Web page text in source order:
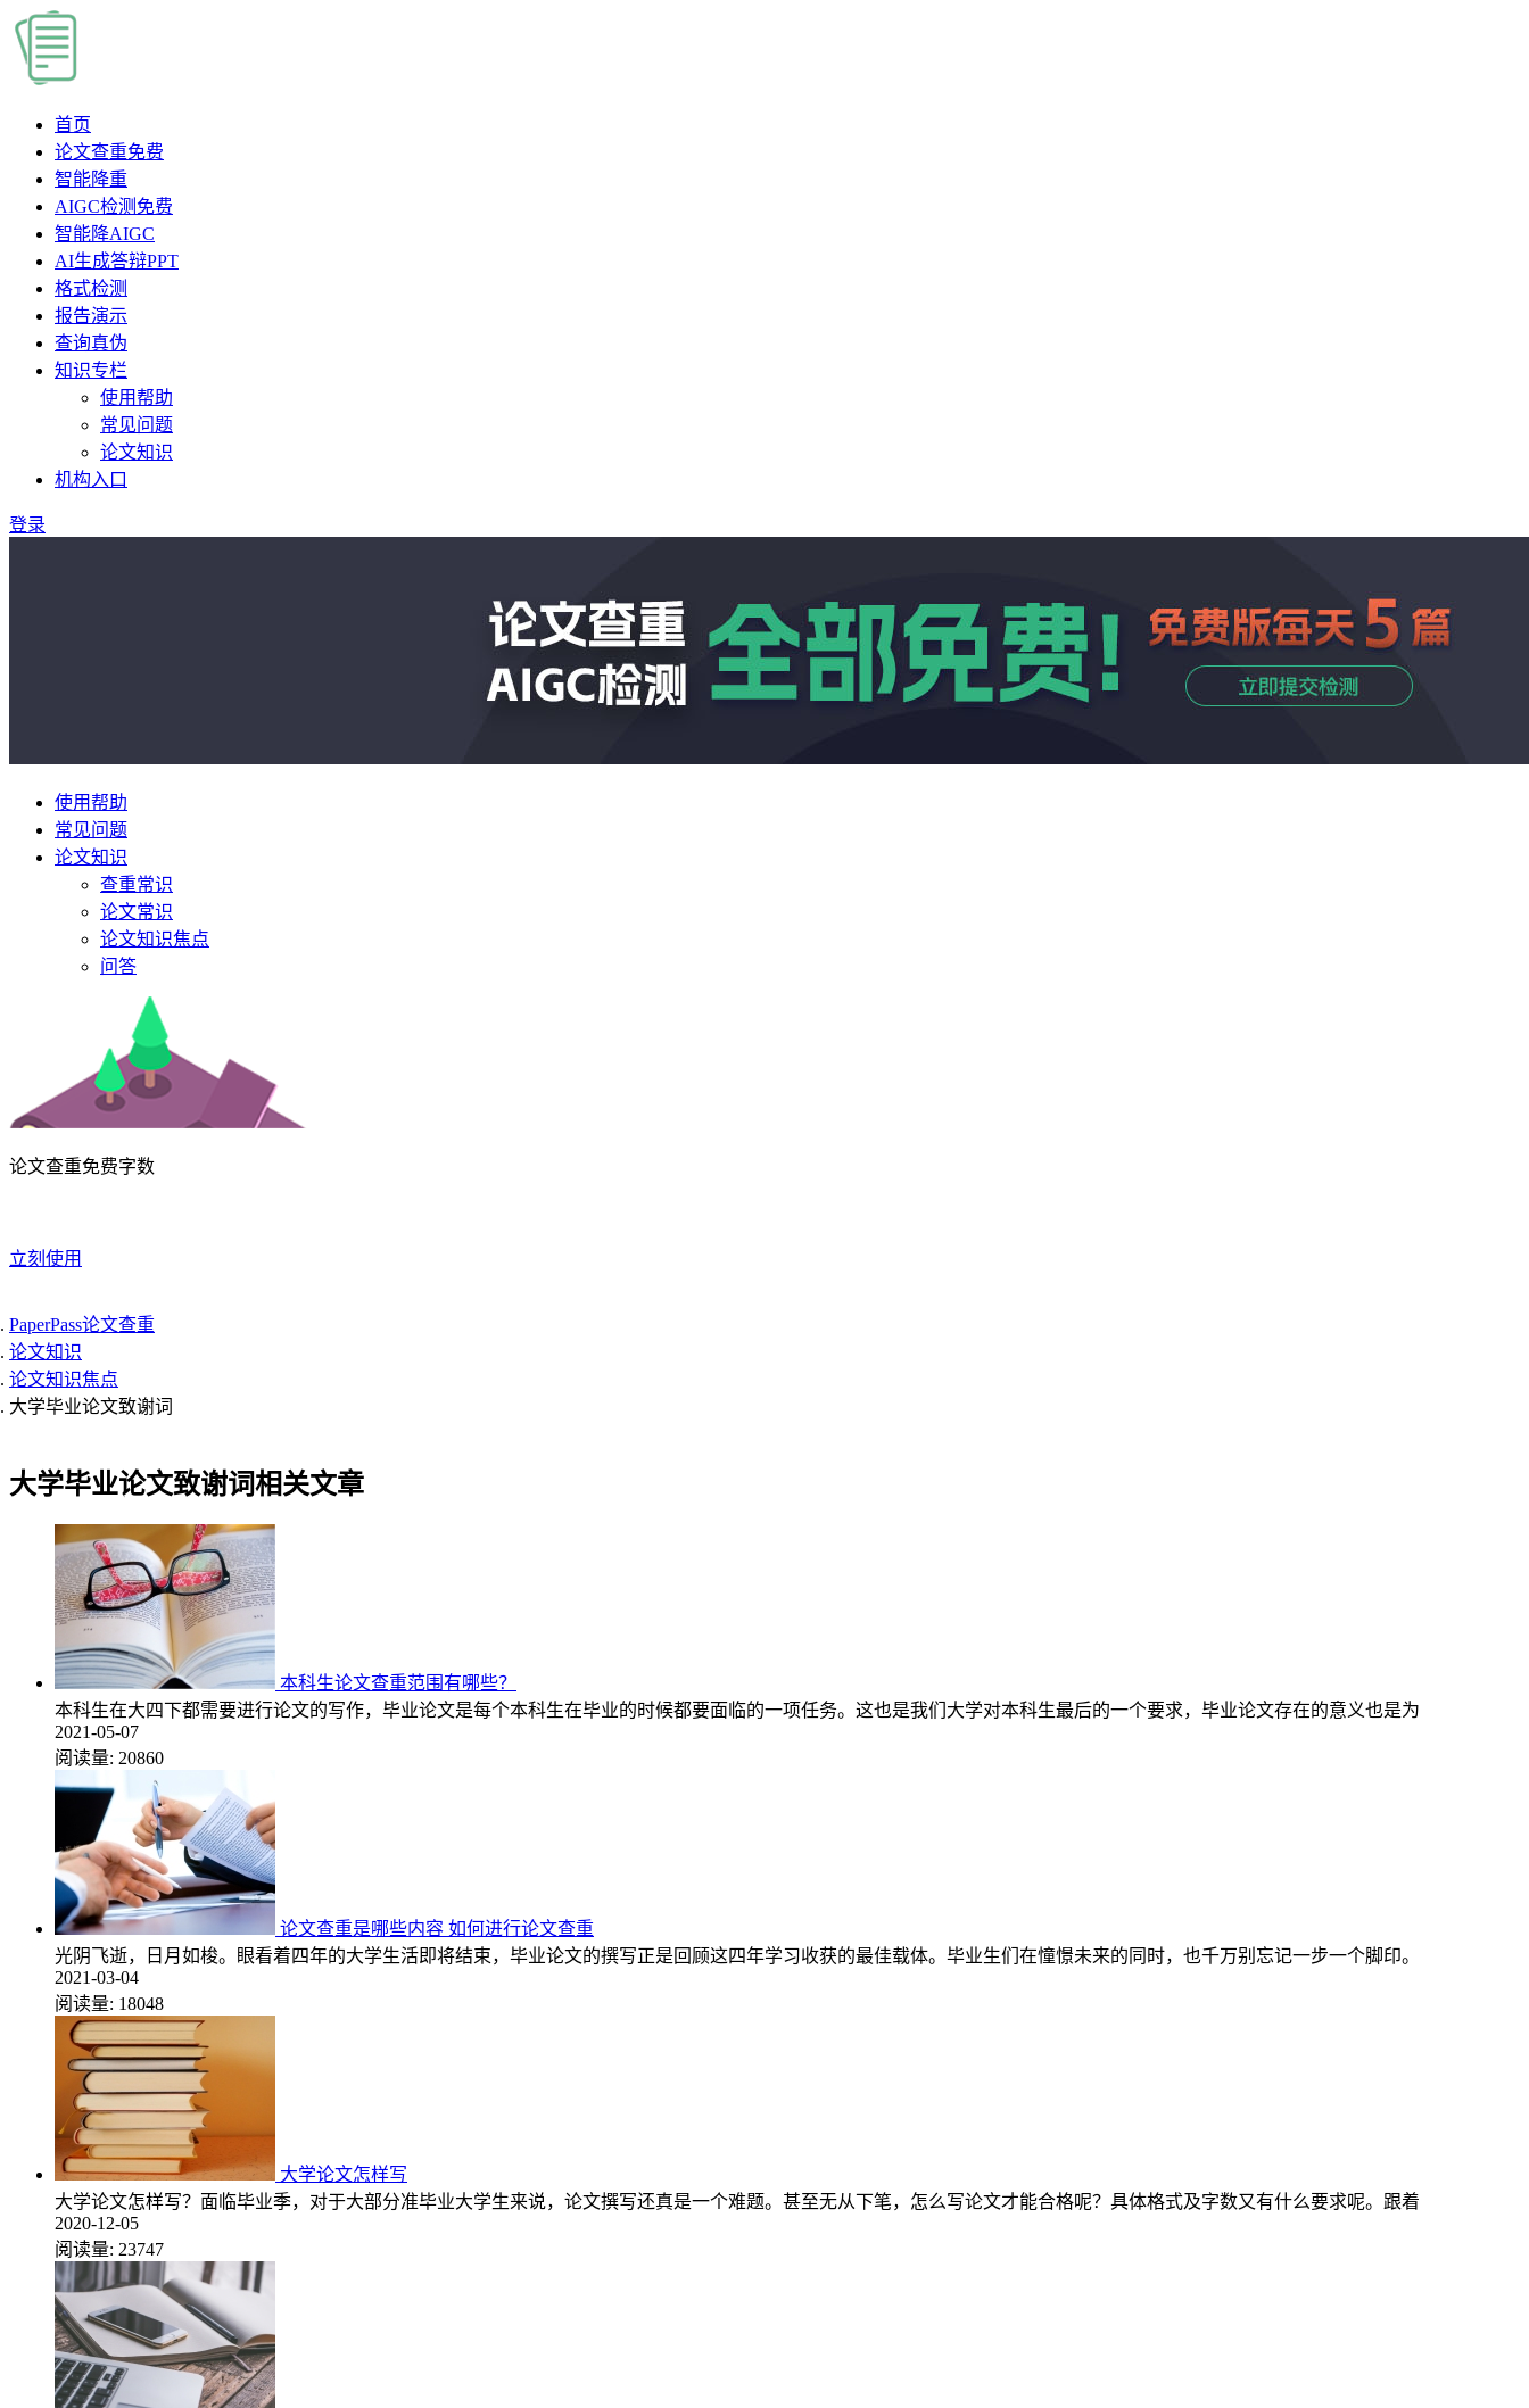
首页
论文查重免费
智能降重
AIGC检测 免费
智能降AIGC
AI生成答辩PPT
格式检测
报告演示
查询真伪
知识专栏
使用帮助
常见问题
论文知识
机构入口
登录
使用帮助
常见问题
论文知识
查重常识
论文常识
论文知识焦点
问答
论文查重免费字数
立刻使用
PaperPass论文查重
论文知识
论文知识焦点
大学毕业论文致谢词
大学毕业论文致谢词相关文章
本科生论文查重范围有哪些？
本科生在大四下都需要进行论文的写作，毕业论文是每个本科生在毕业的时候都要面临的一项任务。这也是我们大学对本科生最后的一个要求，毕业论文存在的意义也是为
2021-05-07
阅读量: 20860
论文查重是哪些内容 如何进行论文查重
光阴飞逝，日月如梭。眼看着四年的大学生活即将结束，毕业论文的撰写正是回顾这四年学习收获的最佳载体。毕业生们在憧憬未来的同时，也千万别忘记一步一个脚印。
2021-03-04
阅读量: 18048
大学论文怎样写
大学论文怎样写？面临毕业季，对于大部分准毕业大学生来说，论文撰写还真是一个难题。甚至无从下笔，怎么写论文才能合格呢？具体格式及字数又有什么要求呢。跟着
2020-12-05
阅读量: 23747